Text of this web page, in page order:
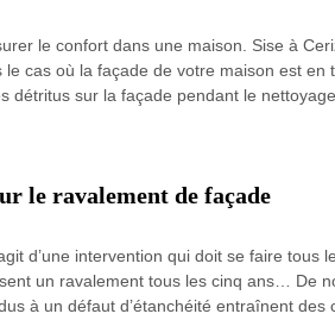
le confort dans une maison. Sise à
cas où la façade de votre maison est en
détritus sur la façade pendant le
le ravalement de façade
d’une intervention qui doit se faire
un ravalement tous les cinq ans… De
à un défaut d’étanchéité entraînent